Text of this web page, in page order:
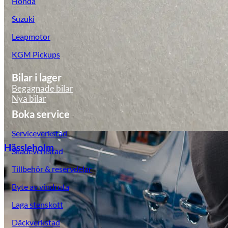
Hässleholm
Suzuki
Leapmotor
KGM Pickups
Bilar i lager
Begagnade bilar
Nya bilar
Boka service
Serviceverkstad
Skadeverkstad
Tillbehör & reservdelar
Byte av vindruta
Laga stenskott
Däckverkstad